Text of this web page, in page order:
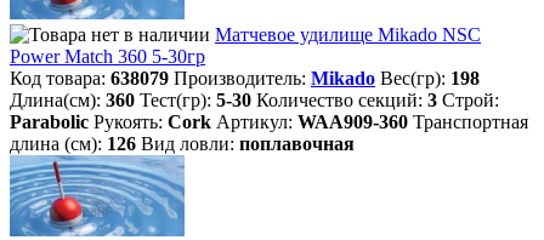
Матчевое удилище Mikado NSC
Power Match 360 5-30гр
Код товара: 638079 Производитель: Mikado Вес(гр): 198
Длина(см): 360 Тест(гр): 5-30 Количество секций: 3 Строй:
Parabolic Рукоять: Cork Артикул: WAA909-360 Транспортная
длина (см): 126 Вид ловли: поплавочная